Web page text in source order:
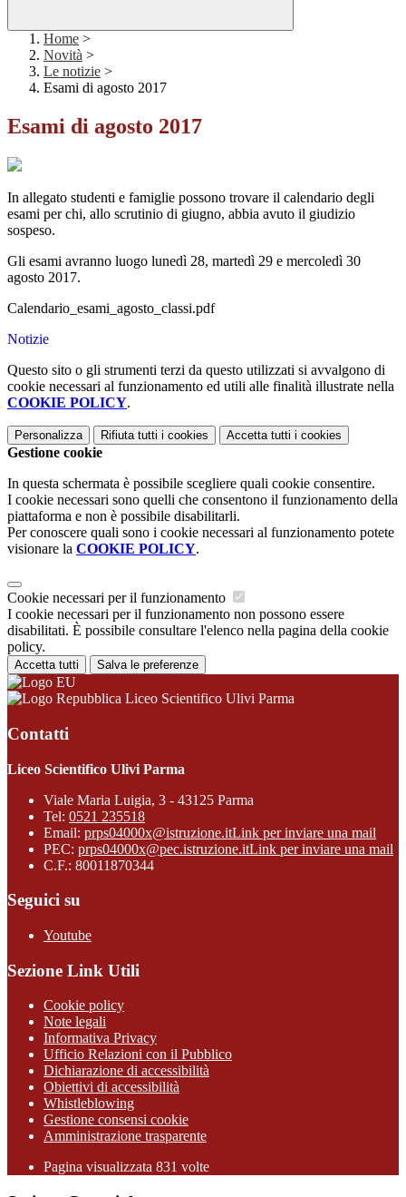
Home >
Novità >
Le notizie >
Esami di agosto 2017
Esami di agosto 2017
In allegato studenti e famiglie possono trovare il calendario degli
esami per chi, allo scrutinio di giugno, abbia avuto il giudizio
sospeso.
Gli esami avranno luogo lunedì 28, martedì 29 e mercoledì 30
agosto 2017.
Calendario_esami_agosto_classi.pdf
Notizie
Questo sito o gli strumenti terzi da questo utilizzati si avvalgono di
cookie necessari al funzionamento ed utili alle finalità illustrate nella
COOKIE POLICY.
Personalizza Rifiuta tutti i cookies Accetta tutti i cookies
Gestione cookie
In questa schermata è possibile scegliere quali cookie consentire.
I cookie necessari sono quelli che consentono il funzionamento della
piattaforma e non è possibile disabilitarli.
Per conoscere quali sono i cookie necessari al funzionamento potete
visionare la COOKIE POLICY.
Cookie necessari per il funzionamento
I cookie necessari per il funzionamento non possono essere
disabilitati. È possibile consultare l'elenco nella pagina della cookie
policy.
Accetta tutti Salva le preferenze
Liceo Scientifico Ulivi Parma
Contatti
Liceo Scientifico Ulivi Parma
Viale Maria Luigia, 3 - 43125 Parma
Tel: 0521 235518
Email: prps04000x@istruzione.itLink per inviare una mail
PEC: prps04000x@pec.istruzione.itLink per inviare una mail
C.F.: 80011870344
Seguici su
Youtube
Sezione Link Utili
Cookie policy
Note legali
Informativa Privacy
Ufficio Relazioni con il Pubblico
Dichiarazione di accessibilità
Obiettivi di accessibilità
Whistleblowing
Gestione consensi cookie
Amministrazione trasparente
Pagina visualizzata 831 volte